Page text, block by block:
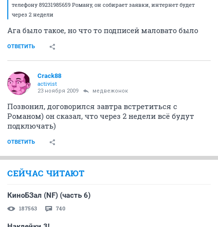
телефону 89231985659 Роману, он собирает заявки, интернет будет
через 2 недели
Ага было такое, но что то подписей маловато было
ОТВЕТИТЬ
Crack88
activist
23 ноября 2009 медвежонок
Позвонил, договорился завтра встретиться с
Романом) он сказал, что через 2 недели всё будут
подключать)
ОТВЕТИТЬ
СЕЙЧАС ЧИТАЮТ
КиноБЗал (NF) (часть 6)
187563 740